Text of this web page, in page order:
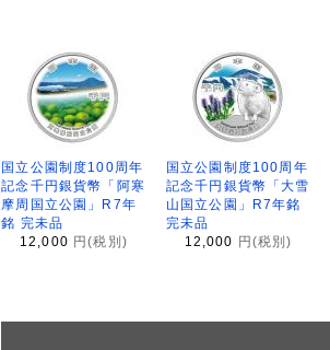
国立公園制度100周年
記念千円銀貨幣「阿寒
摩周国立公園」R7年
銘 完未品
12,000 円(税別)
国立公園制度100周年
記念千円銀貨幣「大雪
山国立公園」R7年銘
完未品
12,000
円(税別)